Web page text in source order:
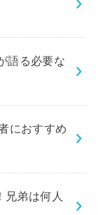
語る必要な
におすすめ
弟は何人